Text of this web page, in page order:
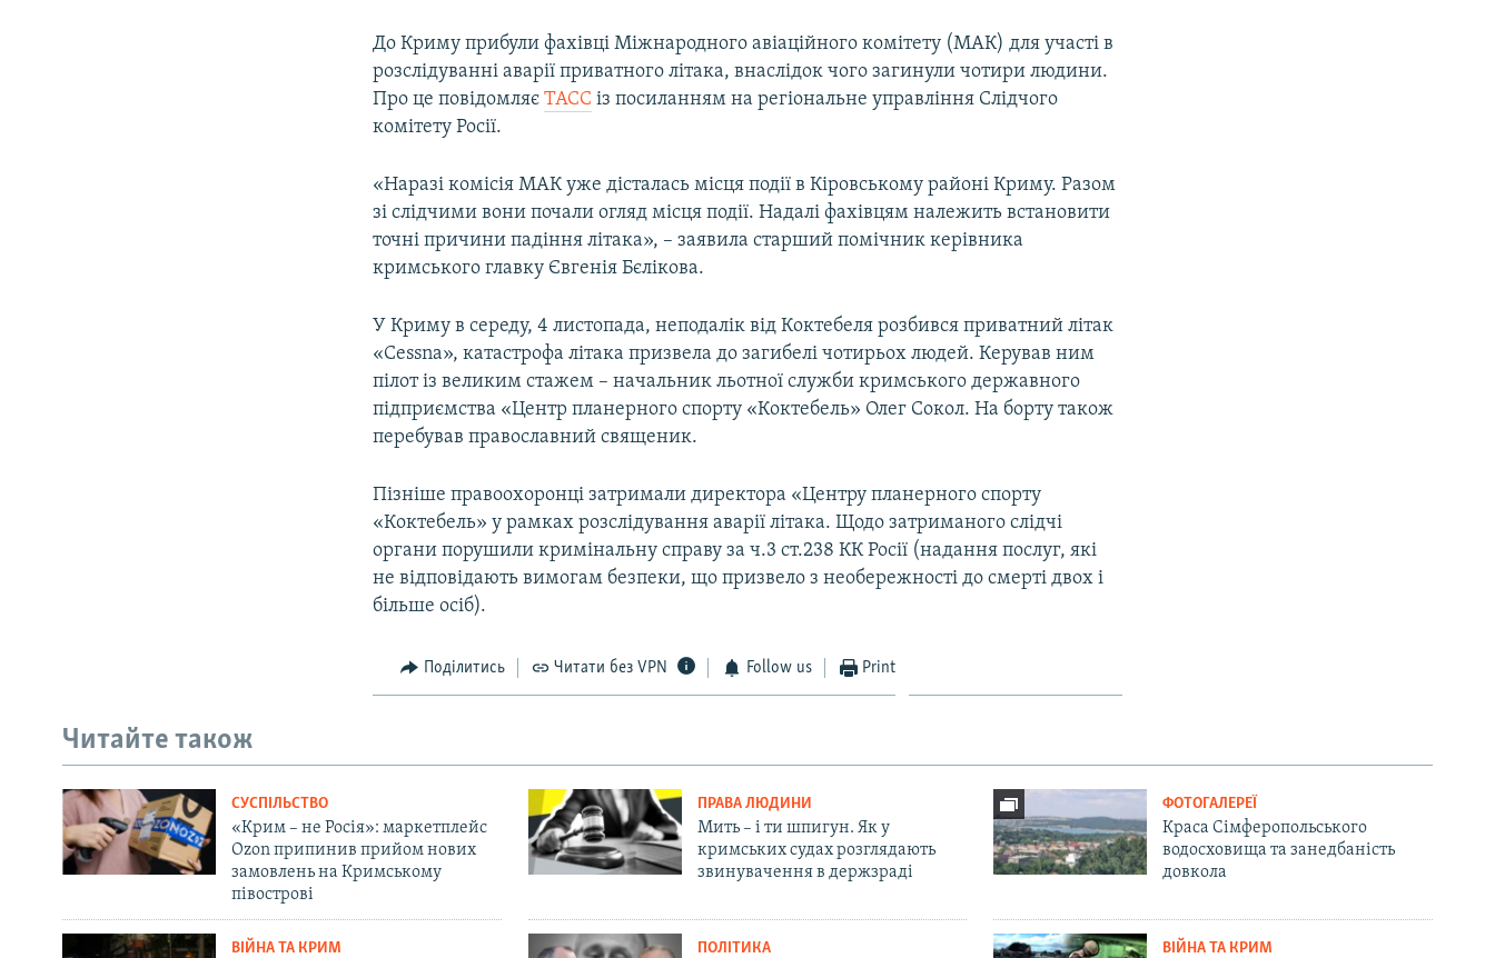
До Криму прибули фахівці Міжнародного авіаційного комітету (МАК) для участі в
розслідуванні аварії приватного літака, внаслідок чого загинули чотири людини.
Про це повідомляєТАСС із посиланням на регіональне управління Слідчого
комітету Росії.
«Наразі комісія МАК уже дісталась місця події в Кіровському районі Криму. Разом
зі слідчими вони почали огляд місця події. Надалі фахівцям належить встановити
точні причини падіння літака», – заявила старший помічник керівника
кримського главку Євгенія Бєлікова.
У Криму в середу, 4 листопада, неподалік від Коктебеля розбився приватний літак
«Cessna», катастрофа літака призвела до загибелі чотирьох людей. Керував ним
пілот із великим стажем – начальник льотної служби кримського державного
підприємства «Центр планерного спорту «Коктебель» Олег Сокол. На борту також
перебував православний священик.
Пізніше правоохоронці затримали директора «Центру планерного спорту
«Коктебель» у рамках розслідування аварії літака. Щодо затриманого слідчі
органи порушили кримінальну справу за ч.3 ст.238 КК Росії (надання послуг, які
не відповідають вимогам безпеки, що призвело з необережності до смерті двох і
більше осіб).
Поділитись Читати без VPN Follow us Print
Читайте також
СУСПІЛЬСТВО
«Крим – не Росія»: маркетплейс
Ozon припинив прийом нових
замовлень на Кримському
півострові
ПРАВА ЛЮДИНИ
Мить – і ти шпигун. Як у
кримських судах розглядають
звинувачення в держзраді
ФОТОГАЛЕРЕЇ
Краса Сімферопольського
водосховища та занедбаність
довкола
ВІЙНА ТА КРИМ ПОЛІТИКА ВІЙНА ТА КРИМ